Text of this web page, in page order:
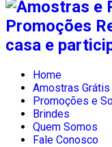
Promoções
casa e
Home
Amostras Grátis
Promoções e
Brindes
Quem Somos
Fale Conosco